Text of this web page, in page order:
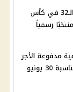
تحديد أول 4 مباريات بدور الـ32 في كأس
رسمية مدفوعة الأجر
يونيو